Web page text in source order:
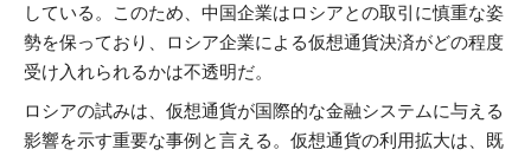
している。このため、中国企業はロシアとの取引に慎重な姿
勢を保っており、ロシア企業による仮想通貨決済がどの程度
受け入れられるかは不透明だ。
ロシアの試みは、仮想通貨が国際的な金融システムに与える
影響を示す重要な事例と言える。仮想通貨の利用拡大は、既